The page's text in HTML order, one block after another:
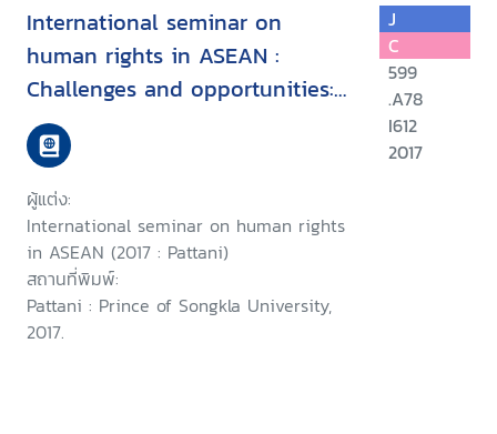
International seminar on
human rights in ASEAN :
Challenges and opportunities:
15 August 2017, Faculity of
Political Science, Prince of
Songkla University, Pattani
Campus
ผู้แต่ง:
International seminar on human rights
in ASEAN (2017 : Pattani)
สถานที่พิมพ์:
Pattani : Prince of Songkla University,
2017.
J
C
599
.A78
I612
2017